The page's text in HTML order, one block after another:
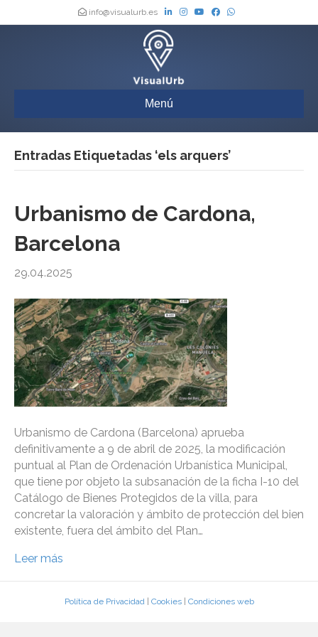
info@visualurb.es
Menú
Entradas Etiquetadas ‘els arquers’
Urbanismo de Cardona,
Barcelona
29.04.2025
Urbanismo de Cardona (Barcelona) aprueba
definitivamente a 9 de abril de 2025, la modificación
puntual al Plan de Ordenación Urbanística Municipal,
que tiene por objeto la subsanación de la ficha I-10 del
Catálogo de Bienes Protegidos de la villa, para
concretar la valoración y ámbito de protección del bien
existente, fuera del ámbito del Plan…
Leer más
Política de Privacidad| Cookies| Condiciones web